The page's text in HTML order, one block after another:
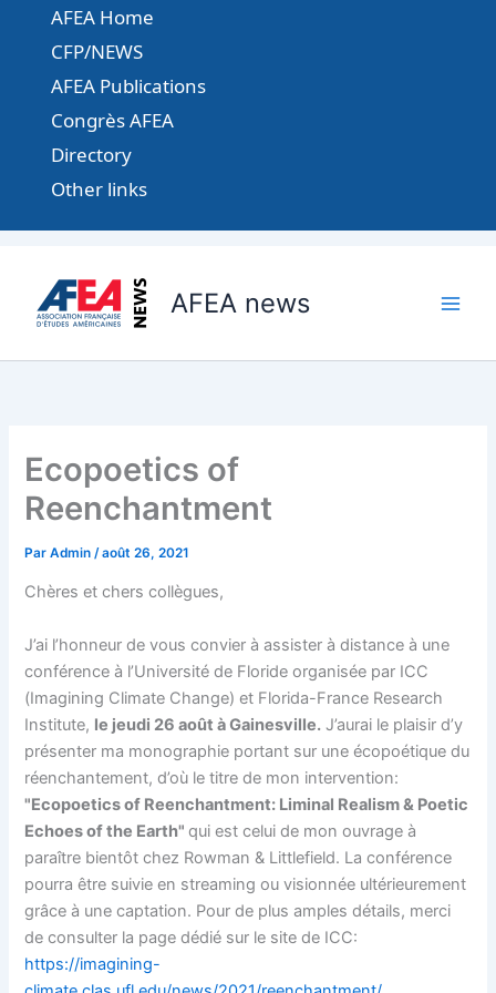
contenu
AFEA Home
CFP/NEWS
AFEA Publications
Congrès AFEA
Directory
Other links
AFEA news
Ecopoetics of
Reenchantment
ParAdmin/août 26, 2021
Chères et chers collègues,
J’ai l’honneur de vous convier à assister à distance à une
conférence à l’Université de Floride organisée par ICC
(Imagining Climate Change) et Florida-France Research
Institute, le jeudi 26 août à Gainesville. J’aurai le plaisir d’y
présenter ma monographie portant sur une écopoétique du
réenchantement, d’où le titre de mon intervention:
"Ecopoetics of Reenchantment: Liminal Realism & Poetic
Echoes of the Earth"qui est celui de mon ouvrage à
paraître bientôt chez Rowman & Littlefield. La conférence
pourra être suivie en streaming ou visionnée ultérieurement
grâce à une captation. Pour de plus amples détails, merci
de consulter la page dédié sur le site de ICC:
https://imagining-